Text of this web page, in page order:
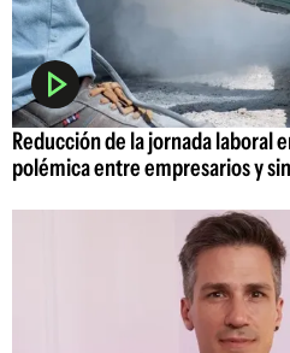
Reducción de la jornada laboral
polémica entre empresarios y